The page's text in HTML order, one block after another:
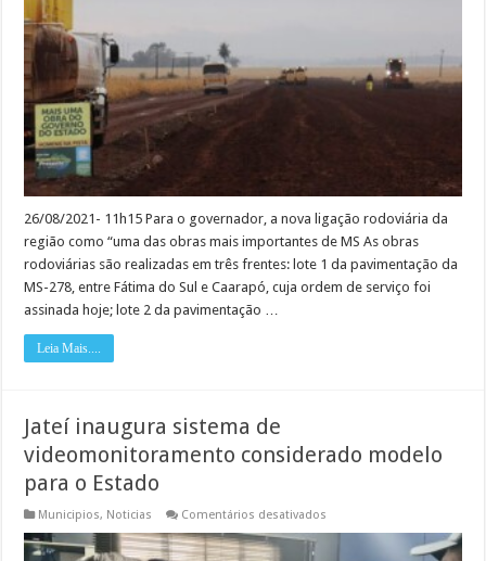
Estado,
beneficiando
Ponta
Porã
26/08/2021- 11h15 Para o governador, a nova ligação rodoviária da
região como “uma das obras mais importantes de MS As obras
rodoviárias são realizadas em três frentes: lote 1 da pavimentação da
MS-278, entre Fátima do Sul e Caarapó, cuja ordem de serviço foi
assinada hoje; lote 2 da pavimentação …
Leia Mais....
Jateí inaugura sistema de
videomonitoramento considerado modelo
para o Estado
Municipios, Noticias Comentários desativados